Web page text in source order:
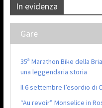
In evidenza
Gare
35ª Marathon Bike della
una leggendaria storia
Il 6 settembre l’esordio di
“Au revoir” Monselice in